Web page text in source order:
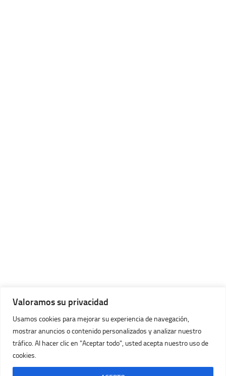
Valoramos su privacidad
Usamos cookies para mejorar su experiencia de navegación,
mostrar anuncios o contenido personalizados y analizar nuestro
tráfico. Al hacer clic en "Aceptar todo", usted acepta nuestro uso de
cookies.
Imágenes Huracán © 2026. Todos los Derechos Reservados.